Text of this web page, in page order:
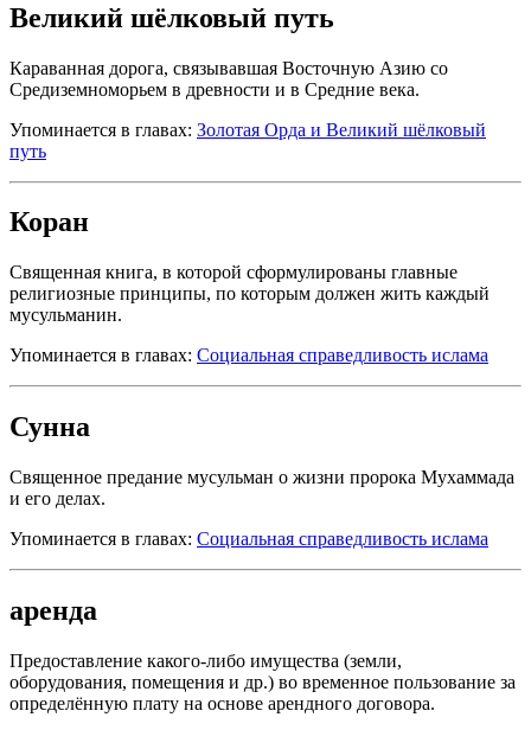
Великий шёлковый путь
Караванная дорога, связывавшая Восточную Азию со
Средиземноморьем в древности и в Средние века.
Упоминается в главах: Золотая Орда и Великий шёлковый
путь
Коран
Священная книга, в которой сформулированы главные
религиозные принципы, по которым должен жить каждый
мусульманин.
Упоминается в главах: Социальная справедливость ислама
Сунна
Священное предание мусульман о жизни пророка Мухаммада
и его делах.
Упоминается в главах: Социальная справедливость ислама
аренда
Предоставление какого-либо имущества (земли,
оборудования, помещения и др.) во временное пользование за
определённую плату на основе арендного договора.